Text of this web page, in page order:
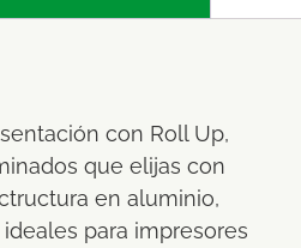
con Roll Up,
que elijas con
en aluminio,
para impresores